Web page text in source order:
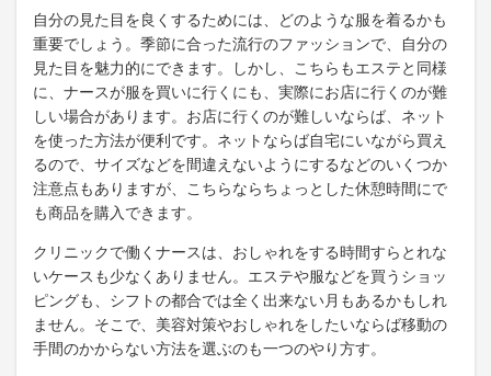
自分の見た目を良くするためには、どのような服を着るかも
重要でしょう。季節に合った流行のファッションで、自分の
見た目を魅力的にできます。しかし、こちらもエステと同様
に、ナースが服を買いに行くにも、実際にお店に行くのが難
しい場合があります。お店に行くのが難しいならば、ネット
を使った方法が便利です。ネットならば自宅にいながら買え
るので、サイズなどを間違えないようにするなどのいくつか
注意点もありますが、こちらならちょっとした休憩時間にで
も商品を購入できます。
クリニックで働くナースは、おしゃれをする時間すらとれな
いケースも少なくありません。エステや服などを買うショッ
ピングも、シフトの都合では全く出来ない月もあるかもしれ
ません。そこで、美容対策やおしゃれをしたいならば移動の
手間のかからない方法を選ぶのも一つのやり方す。